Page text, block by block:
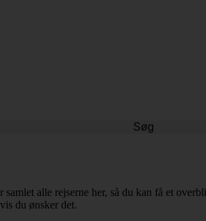
Søg
samlet alle rejserne her, så du kan få et
du ønsker det.